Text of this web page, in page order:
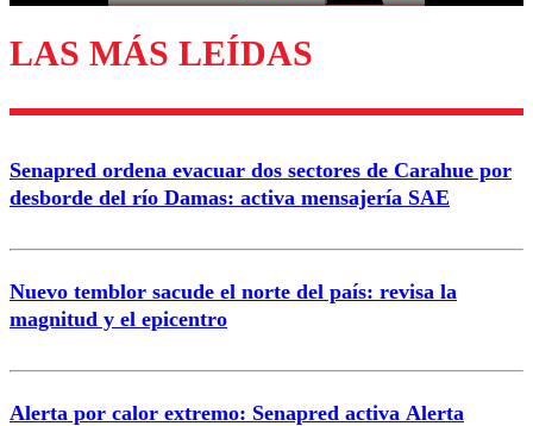
Enviar comentario
LAS MÁS LEÍDAS
Senapred ordena evacuar dos sectores de Carahue por
desborde del río Damas: activa mensajería SAE
Nuevo temblor sacude el norte del país: revisa la
magnitud y el epicentro
Alerta por calor extremo: Senapred activa Alerta